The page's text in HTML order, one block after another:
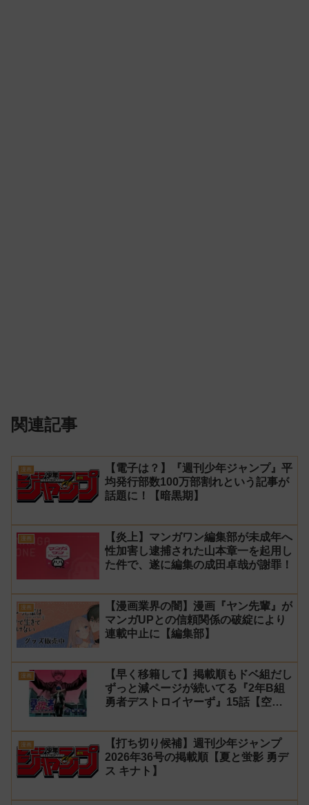
関連記事
漫画
【電子は？】『週刊少年ジャンプ』平
均発行部数100万部割れという記事が
話題に！【暗黒期】
漫画
【炎上】マンガワン編集部が未成年へ
性加害し逮捕された山本章一を起用し
た件で、遂に編集の成田卓哉が謝罪！
漫画
【漫画業界の闇】漫画『ヤン先輩』が
マンガUPとの信頼関係の破綻により
連載中止に【編集部】
漫画
【早く移籍して】掲載順もドベ組だし
ずっと減ページが続いてる『2年B組
勇者デストロイヤーず』15話【空
漫画
【打ち切り候補】週刊少年ジャンプ
2026年36号の掲載順【夏と蛍影 勇デ
ス キナト】